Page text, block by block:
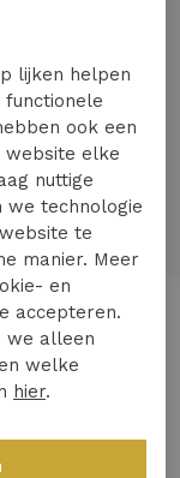
Homme
lijken helpen
ook een
website elke
nuttige
we technologie
te
manier. Meer
en
accepteren.
we alleen
welke
hier.